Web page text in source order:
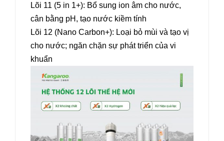
Lõi 11 (5 in 1+): Bổ sung ion âm cho nước,
cân bằng pH, tạo nước kiềm tính
Lõi 12 (Nano Carbon+): Loại bỏ mùi và tạo vị
cho nước; ngăn chặn sự phát triển của vi
khuẩn